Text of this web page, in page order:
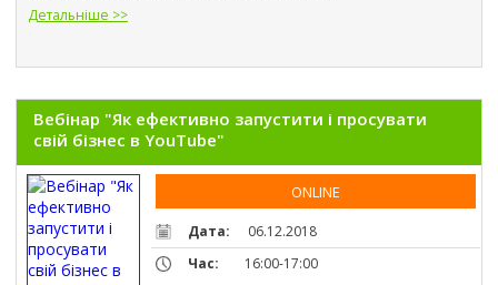
Детальніше >>
Вебінар "Як ефективно запустити і просувати
свій бізнес в YouTube"
ONLINE
Дата:
06.12.2018
Час:
16:00-17:00